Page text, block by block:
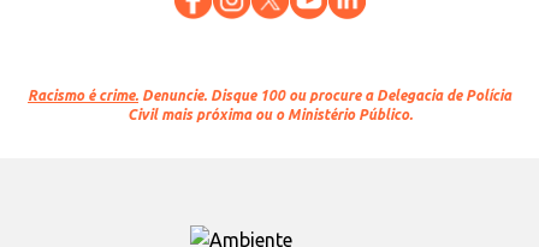
Racismo é crime. Denuncie. Disque 100 ou procure a Delegacia de Polícia
Civil mais próxima ou o Ministério Público.